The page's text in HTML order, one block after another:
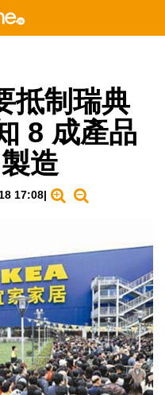
抵制瑞典
8 成產品
造
17:08|